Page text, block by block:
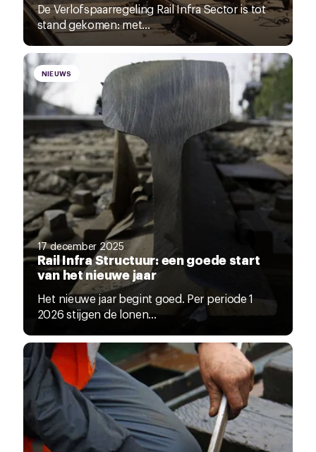
De Verlofspaarregeling Rail Infra Sector is tot
stand gekomen: met...
NIEUWS
17 december 2025
Rail Infra Structuur: een goede start
van het nieuwe jaar
Het nieuwe jaar begint goed. Per periode 1
2026 stijgen de lonen...